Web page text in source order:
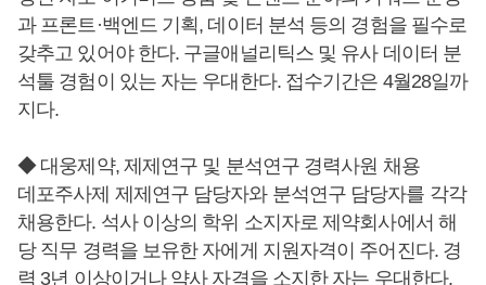
과 프론트·백엔드 기획, 데이터 분석 등의 경험을 필수로
갖추고 있어야 한다. 구글애널리틱스 및 유사 데이터 분
석툴 경험이 있는 자는 우대한다. 접수기간은 4월28일까
지다.
◆ 대웅제약, 제제연구 및 분석연구 경력사원 채용
데포주사제 제제연구 담당자와 분석연구 담당자를 각각
채용한다. 석사 이상의 학위 소지자로 제약회사에서 해
당 직무 경력을 보유한 자에게 지원자격이 주어진다. 경
력 3년 이상이거나 약사 자격을 소지한 자는 우대한다.